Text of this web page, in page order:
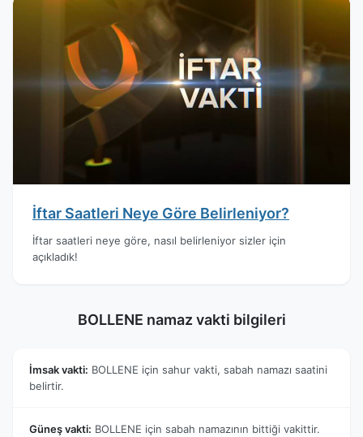
İftar Saatleri Neye Göre Belirleniyor?
İftar saatleri neye göre, nasıl belirleniyor sizler için
açıkladık!
BOLLENE namaz vakti bilgileri
İmsak vakti: BOLLENE için sahur vakti, sabah namazı saatini
belirtir.
Güneş vakti: BOLLENE için sabah namazının bittiği vakittir.